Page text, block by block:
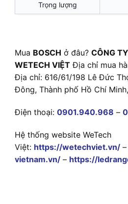
Trọng lượng
Mua BOSCH ở đâu? CÔNG
WETECH VIỆT Địa chỉ mua
Địa chỉ: 616/61/198 Lê Đức
Đông, Thành phố Hồ Chí
Điện thoại: 0901.940.968 –
Hệ thống website WeTech
Việt: https://wetechviet.vn/ –
vietnam.vn/ – https://